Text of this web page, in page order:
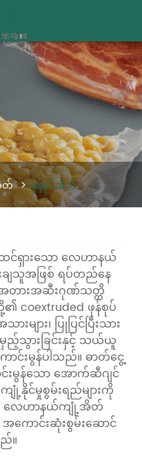
တ် ဖုန်စုပ်အိတ်
ရှားသော လေဟာနယ်
ျသူအဖြစ် ရပ်တည်နေ
အတားအဆီးဂုဏ်သတ္တိ
၏ coextruded ဖုန်စုပ်
ား၊ ပြုပြင်ပြီးသား
မှည့်သွားခြင်းနှင့် သယ်ယူ
င်းမွန်ပါသည်။ ဓာတ်ငွေ့
မွန်သော အောက်ဆီဂျင်
ျုံ့နိုင်မှုစွမ်းရည်များကို
မှ လေဟာနယ်ကျုံ့အိတ်
ကောင်းဆုံးစွမ်းဆောင်
။